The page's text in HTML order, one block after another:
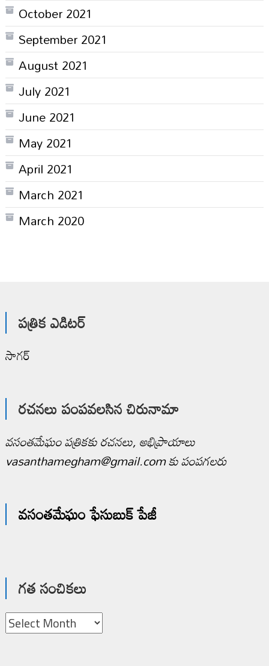
October 2021
September 2021
August 2021
July 2021
June 2021
May 2021
April 2021
March 2021
March 2020
పత్రిక ఎడిటర్
సాగర్
రచనలు పంపవలసిన చిరునామా
వసంతమేఘం పత్రికకు రచనలు, అభిప్రాయాలు
vasanthamegham@gmail.com కు పంపగలరు
వసంతమేఘం ఫేసుబుక్ పేజీ
గత సంచికలు
గత
సంచికలు